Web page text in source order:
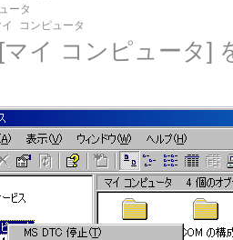
ータ
コンピュータ
イ コンピュータ]